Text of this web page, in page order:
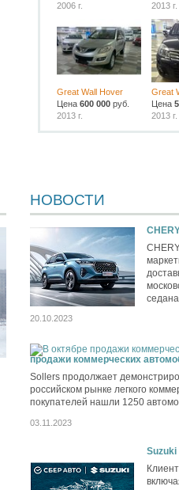
2006 г.
2013 г.
Great Wall Hover
Цена600 000 руб.
2013 г.
Great
Цена
2013 г.
НОВОСТИ
20.10.2023
продажи коммерческих
Sollers продолжает
российском рынке легкого
покупателей нашли 1250
03.11.2023
Suzuki